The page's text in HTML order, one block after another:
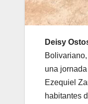
Deisy
una
Ezequiel
habitantes